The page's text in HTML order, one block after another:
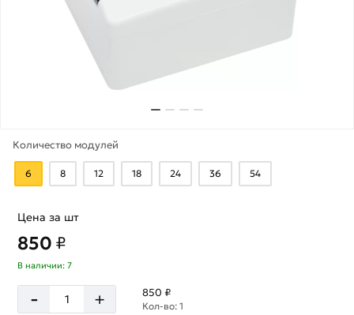
Количество модулей
6 8 12 18 24 36 54
Цена за шт
850 ₽
В наличии: 7
- + 850 ₽
Кол-во: 1